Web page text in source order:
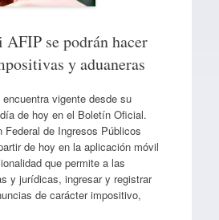
se podrán hacer
y aduaneras
vigente desde su
de hoy en el Boletín Oficial.
Federal de Ingresos Públicos
de hoy en la aplicación móvil
que permite a las
y jurídicas, ingresar y registrar
de carácter impositivo,